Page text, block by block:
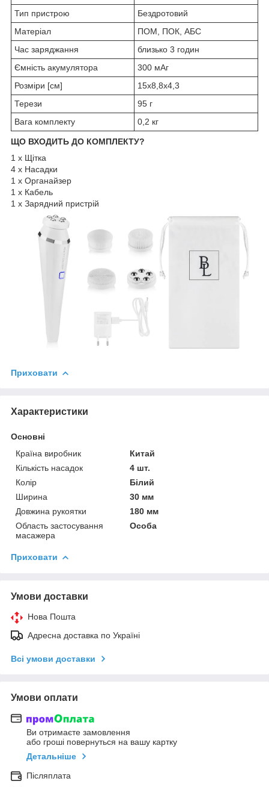
Тип пристрою
Бездротовий
Матеріал
ПОМ, ПОК, АБС
Час заряджання
близько 3 годин
Ємність акумулятора
300 мАг
Розміри [см]
15x8,8x4,3
Терези
95 г
Вага комплекту
0,2 кг
ЩО ВХОДИТЬ ДО КОМПЛЕКТУ?
1 x Щітка
4 x Насадки
1 x Органайзер
1 x Кабель
1 x Зарядний пристрій
Приховати
Характеристики
Основні
Країна виробник
Китай
Кількість насадок
4 шт.
Колір
Білий
Ширина
30 мм
Довжина рукоятки
180 мм
Область застосування
масажера
Особа
Приховати
Умови доставки
Нова Пошта
Адресна доставка по Україні
Всі умови доставки
Умови оплати
Ви отримаєте замовлення
або гроші повернуться на вашу картку
Детальніше
Післяплата